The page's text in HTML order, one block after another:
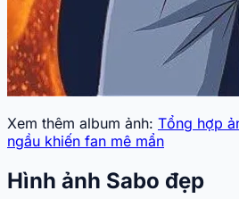
Xem thêm album ảnh: Tổng hợp
ngầu khiến fan mê mẩn
Hình ảnh Sabo đẹp